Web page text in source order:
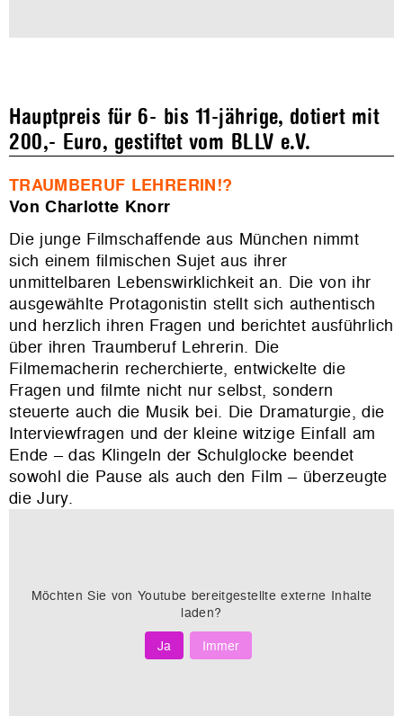
Hauptpreis für 6- bis 11-jährige, dotiert mit
200,- Euro, gestiftet vom BLLV e.V.
TRAUMBERUF LEHRERIN!?
Von Charlotte Knorr
Die junge Filmschaffende aus München nimmt
sich einem filmischen Sujet aus ihrer
unmittelbaren Lebenswirklichkeit an. Die von ihr
ausgewählte Protagonistin stellt sich authentisch
und herzlich ihren Fragen und berichtet ausführlich
über ihren Traumberuf Lehrerin. Die
Filmemacherin recherchierte, entwickelte die
Fragen und filmte nicht nur selbst, sondern
steuerte auch die Musik bei. Die Dramaturgie, die
Interviewfragen und der kleine witzige Einfall am
Ende – das Klingeln der Schulglocke beendet
sowohl die Pause als auch den Film – überzeugte
die Jury.
Möchten Sie von Youtube bereitgestellte externe Inhalte
laden?
Ja
Immer